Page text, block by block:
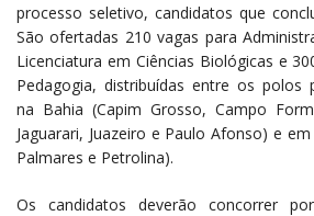
processo seletivo, candidatos que
São ofertadas 210 vagas para
Licenciatura em Ciências Biológicas e
Pedagogia, distribuídas entre os polos
na Bahia (Capim Grosso, Campo
Jaguarari, Juazeiro e Paulo Afonso) e
Palmares e Petrolina).
Os candidatos deverão concorrer